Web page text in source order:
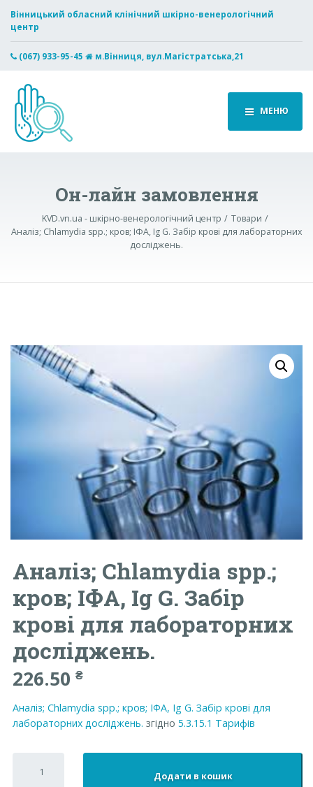
Вінницький обласний клінічний шкірно-венерологічний
центр
(067) 933-95-45 м.Вінниця, вул.Магістратська,21
МЕНЮ
Он-лайн замовлення
KVD.vn.ua - шкірно-венерологічний центр
Товари
Аналіз; Chlamydia spp.; кров; ІФА, Ig G. Забір крові для лабораторних
досліджень.
Аналіз; Chlamydia spp.;
кров; ІФА, Ig G. Забір
крові для лабораторних
досліджень.
226.50 ₴
Аналіз; Chlamydia spp.; кров; ІФА, Ig G. Забір крові для
лабораторних досліджень. згідно 5.3.15.1 Тарифів
Chlamydia
Додати в кошик